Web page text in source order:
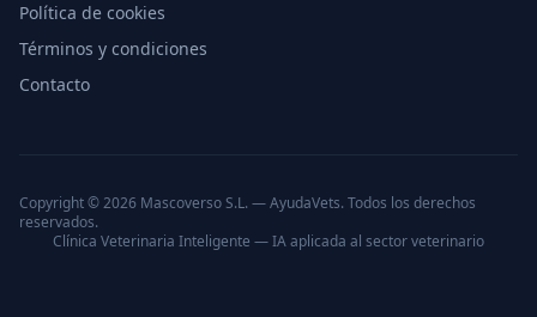
Política de cookies
Términos y condiciones
Contacto
Copyright © 2026 Mascoverso S.L. — AyudaVets. Todos los derechos
reservados.
Clínica Veterinaria Inteligente — IA aplicada al sector veterinario